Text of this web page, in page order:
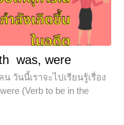
was, were
วันนี้เราจะไปเรียนรู้เรื่อง
(Verb to be in the